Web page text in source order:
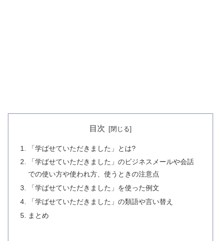
目次
「学ばせていただきました」とは?
「学ばせていただきました」のビジネスメールや会話
での使い方や使われ方、使うときの注意点
「学ばせていただきました」を使った例文
「学ばせていただきました」の類語や言い替え
まとめ